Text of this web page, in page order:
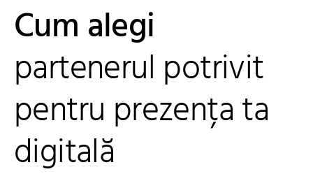
Cum alegi
partenerul potrivit
pentru prezența ta
digitală